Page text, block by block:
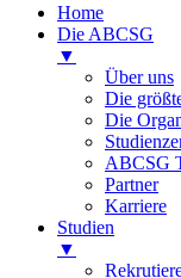
Home
Die ABCSG
▼
Über uns
Die
Die
ABCSG
Partner
Karriere
Studien
▼